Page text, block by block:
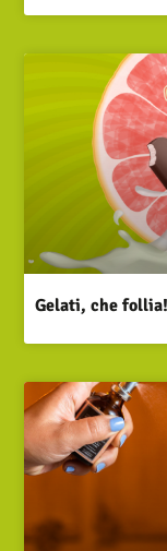
Gelati, che